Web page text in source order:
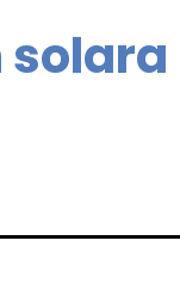
solara